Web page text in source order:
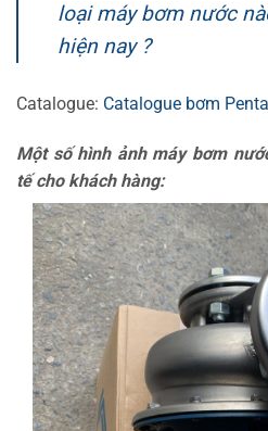
loại máy bơm nước
hiện nay ?
Catalogue: Catalogue bơm
Một số hình ảnh máy bơm
tế cho khách hàng: